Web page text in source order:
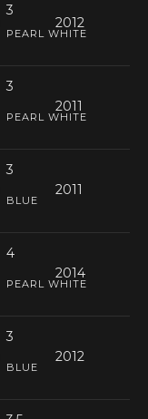
3
2012
PEARL WHITE
3
2011
PEARL WHITE
3
2011
BLUE
4
2014
PEARL WHITE
3
2012
BLUE